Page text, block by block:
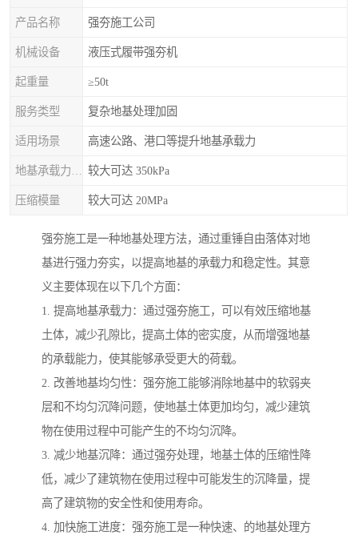
产品名称 强夯施工公司
机械设备 液压式履带强夯机
起重量 ≥50t
服务类型 复杂地基处理加固
适用场景 高速公路、港口等提升地基承载力
较大可达 350kPa
压缩模量 较大可达 20MPa
强夯施工是一种地基处理方法，通过重锤自由落体对地
基进行强力夯实，以提高地基的承载力和稳定性。其意
义主要体现在以下几个方面：
1. 提高地基承载力：通过强夯施工，可以有效压缩地基
土体，减少孔隙比，提高土体的密实度，从而增强地基
的承载能力，使其能够承受更大的荷载。
2. 改善地基均匀性：强夯施工能够消除地基中的软弱夹
层和不均匀沉降问题，使地基土体更加均匀，减少建筑
物在使用过程中可能产生的不均匀沉降。
3. 减少地基沉降：通过强夯处理，地基土体的压缩性降
低，减少了建筑物在使用过程中可能发生的沉降量，提
高了建筑物的安全性和使用寿命。
4. 加快施工进度：强夯施工是一种快速、的地基处理方